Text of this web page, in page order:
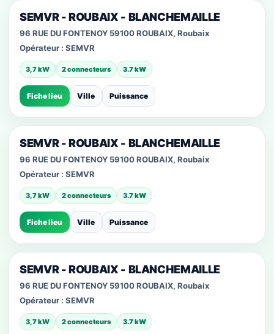
SEMVR - ROUBAIX - BLANCHEMAILLE
96 RUE DU FONTENOY 59100 ROUBAIX, Roubaix
Opérateur : SEMVR
3,7 kW 2 connecteurs 3.7 kW
Fiche lieu Ville Puissance
SEMVR - ROUBAIX - BLANCHEMAILLE
96 RUE DU FONTENOY 59100 ROUBAIX, Roubaix
Opérateur : SEMVR
3,7 kW 2 connecteurs 3.7 kW
Fiche lieu Ville Puissance
SEMVR - ROUBAIX - BLANCHEMAILLE
96 RUE DU FONTENOY 59100 ROUBAIX, Roubaix
Opérateur : SEMVR
3,7 kW 2 connecteurs 3.7 kW